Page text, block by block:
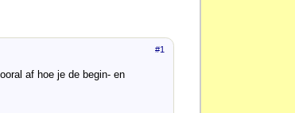
#1
af hoe je de begin- en